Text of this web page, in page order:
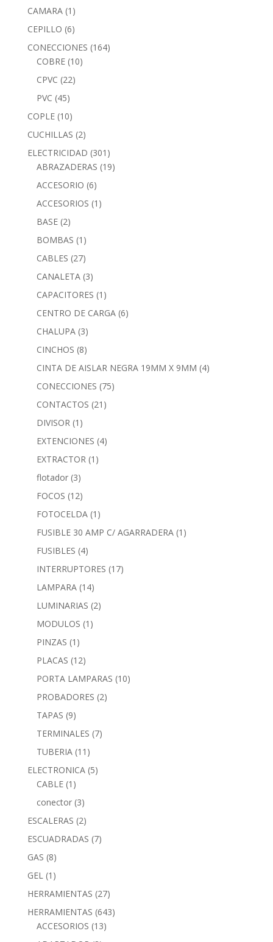
CAMARA (1)
CEPILLO (6)
CONECCIONES (164)
COBRE (10)
CPVC (22)
PVC (45)
COPLE (10)
CUCHILLAS (2)
ELECTRICIDAD (301)
ABRAZADERAS (19)
ACCESORIO (6)
ACCESORIOS (1)
BASE (2)
BOMBAS (1)
CABLES (27)
CANALETA (3)
CAPACITORES (1)
CENTRO DE CARGA (6)
CHALUPA (3)
CINCHOS (8)
CINTA DE AISLAR NEGRA 19MM X 9MM (4)
CONECCIONES (75)
CONTACTOS (21)
DIVISOR (1)
EXTENCIONES (4)
EXTRACTOR (1)
flotador (3)
FOCOS (12)
FOTOCELDA (1)
FUSIBLE 30 AMP C/ AGARRADERA (1)
FUSIBLES (4)
INTERRUPTORES (17)
LAMPARA (14)
LUMINARIAS (2)
MODULOS (1)
PINZAS (1)
PLACAS (12)
PORTA LAMPARAS (10)
PROBADORES (2)
TAPAS (9)
TERMINALES (7)
TUBERIA (11)
ELECTRONICA (5)
CABLE (1)
conector (3)
ESCALERAS (2)
ESCUADRADAS (7)
GAS (8)
GEL (1)
HERRAMIENTAS (27)
HERRAMIENTAS (643)
ACCESORIOS (13)